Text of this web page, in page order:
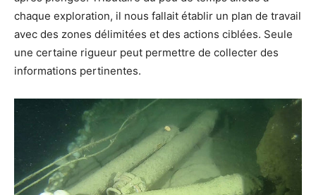
chaque exploration, il nous fallait établir un plan de travail
avec des zones délimitées et des actions ciblées. Seule
une certaine rigueur peut permettre de collecter des
informations pertinentes.